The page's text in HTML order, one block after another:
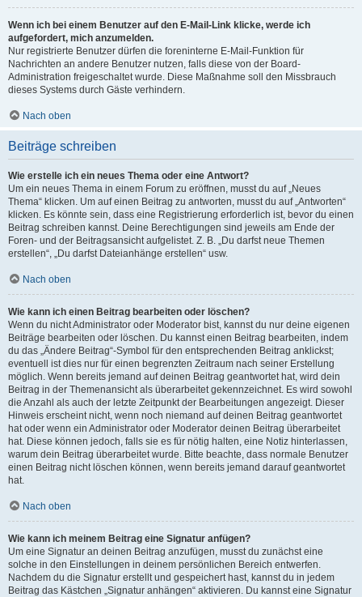
Wenn ich bei einem Benutzer auf den E-Mail-Link klicke, werde ich
aufgefordert, mich anzumelden.
Nur registrierte Benutzer dürfen die foreninterne E-Mail-Funktion für
Nachrichten an andere Benutzer nutzen, falls diese von der Board-
Administration freigeschaltet wurde. Diese Maßnahme soll den Missbrauch
dieses Systems durch Gäste verhindern.
Nach oben
Beiträge schreiben
Wie erstelle ich ein neues Thema oder eine Antwort?
Um ein neues Thema in einem Forum zu eröffnen, musst du auf „Neues
Thema“ klicken. Um auf einen Beitrag zu antworten, musst du auf „Antworten“
klicken. Es könnte sein, dass eine Registrierung erforderlich ist, bevor du einen
Beitrag schreiben kannst. Deine Berechtigungen sind jeweils am Ende der
Foren- und der Beitragsansicht aufgelistet. Z. B. „Du darfst neue Themen
erstellen“, „Du darfst Dateianhänge erstellen“ usw.
Nach oben
Wie kann ich einen Beitrag bearbeiten oder löschen?
Wenn du nicht Administrator oder Moderator bist, kannst du nur deine eigenen
Beiträge bearbeiten oder löschen. Du kannst einen Beitrag bearbeiten, indem
du das „Ändere Beitrag“-Symbol für den entsprechenden Beitrag anklickst;
eventuell ist dies nur für einen begrenzten Zeitraum nach seiner Erstellung
möglich. Wenn bereits jemand auf deinen Beitrag geantwortet hat, wird dein
Beitrag in der Themenansicht als überarbeitet gekennzeichnet. Es wird sowohl
die Anzahl als auch der letzte Zeitpunkt der Bearbeitungen angezeigt. Dieser
Hinweis erscheint nicht, wenn noch niemand auf deinen Beitrag geantwortet
hat oder wenn ein Administrator oder Moderator deinen Beitrag überarbeitet
hat. Diese können jedoch, falls sie es für nötig halten, eine Notiz hinterlassen,
warum dein Beitrag überarbeitet wurde. Bitte beachte, dass normale Benutzer
einen Beitrag nicht löschen können, wenn bereits jemand darauf geantwortet
hat.
Nach oben
Wie kann ich meinem Beitrag eine Signatur anfügen?
Um eine Signatur an deinen Beitrag anzufügen, musst du zunächst eine
solche in den Einstellungen in deinem persönlichen Bereich entwerfen.
Nachdem du die Signatur erstellt und gespeichert hast, kannst du in jedem
Beitrag das Kästchen „Signatur anhängen“ aktivieren. Du kannst eine Signatur